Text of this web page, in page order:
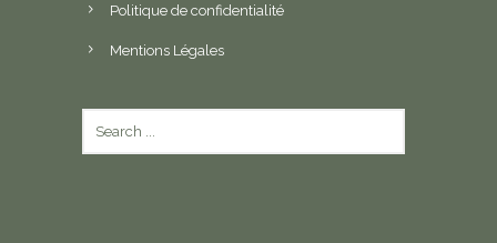
Politique de confidentialité
Mentions Légales